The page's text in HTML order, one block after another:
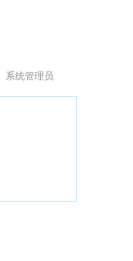
系统管理员